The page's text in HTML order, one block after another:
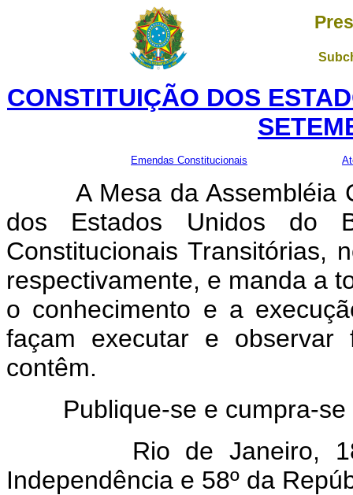
CONSTITUIÇÃO DOS
Emendas Constitucionais
A Mesa da Assembléia
dos Estados Unidos do
Constitucionais Transitórias,
respectivamente, e manda a
o conhecimento e a
façam executar e
contêm.
Publique-se e cumpra-se
Rio de Janeiro, 18
Independência e 58º da